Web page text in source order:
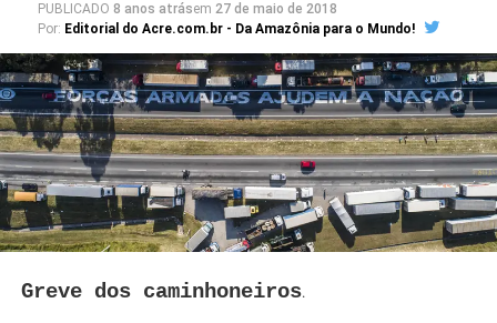
PUBLICADO 8 anos atrásem 27 de maio de 2018
Por: Editorial do Acre.com.br - Da Amazônia para o Mundo!
Greve dos caminhoneiros.